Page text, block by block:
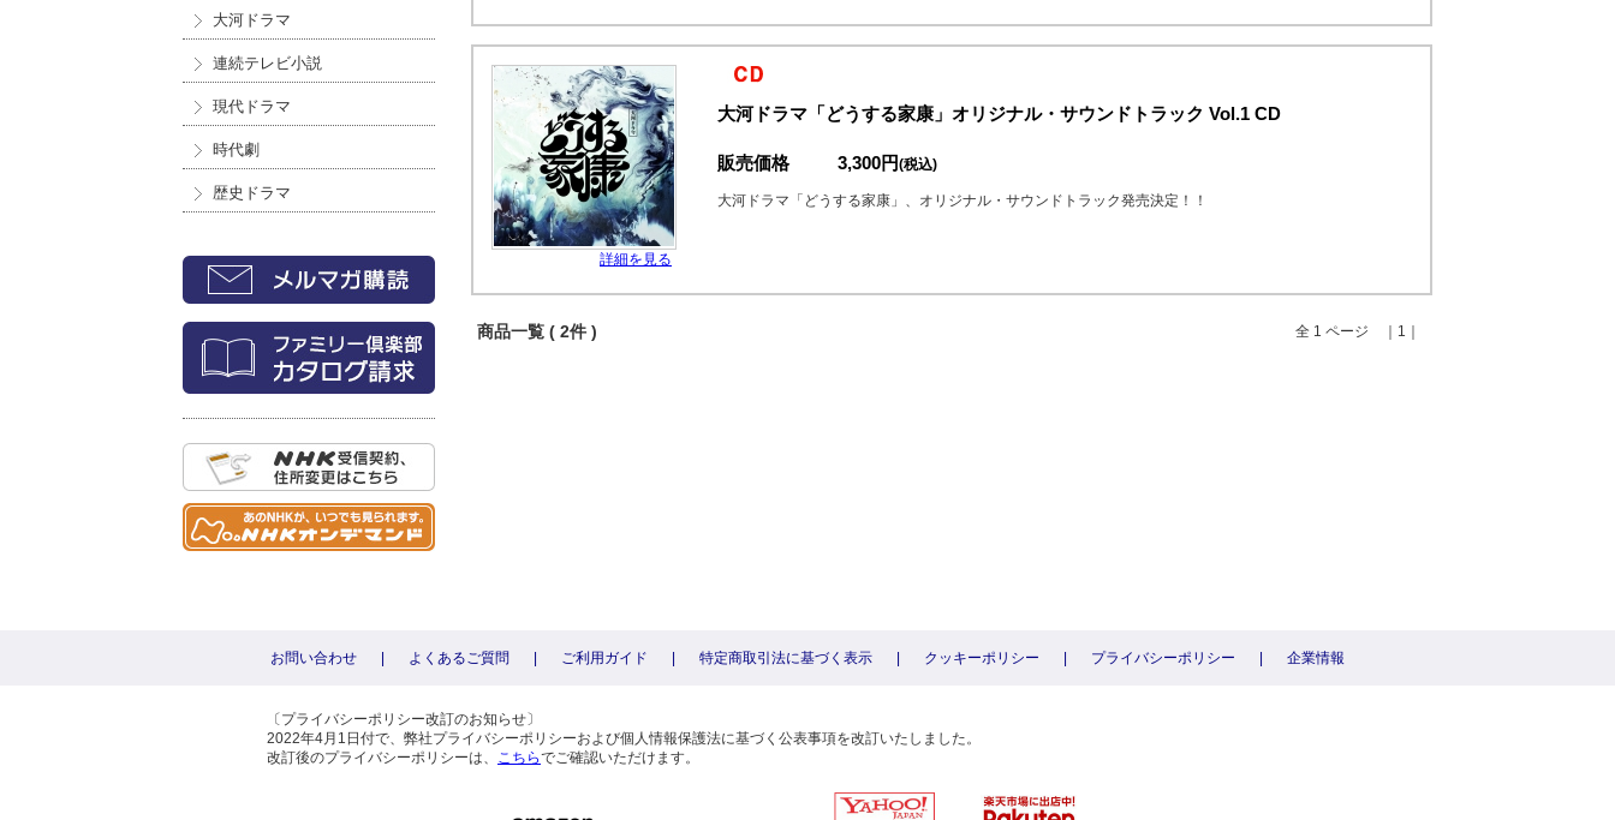
大河ドラマ
連続テレビ小説
現代ドラマ
時代劇
歴史ドラマ
詳細を見る
大河ドラマ「どうする家康」オリジナル・サウンドトラック Vol.1 CD
販売価格 3,300円(税込)
大河ドラマ「どうする家康」、オリジナル・サウンドトラック発売決定！！
商品一覧 ( 2件 ) 全 1 ページ ｜1｜
お問い合わせ よくあるご質問 ご利用ガイド 特定商取引法に基づく表示 クッキーポリシー プライバシーポリシー 企業情報
〔プライバシーポリシー改訂のお知らせ〕
2022年4月1日付で、弊社プライバシーポリシーおよび個人情報保護法に基づく公表事項を改訂いたしました。
改訂後のプライバシーポリシーは、 こちらでご確認いただけます。